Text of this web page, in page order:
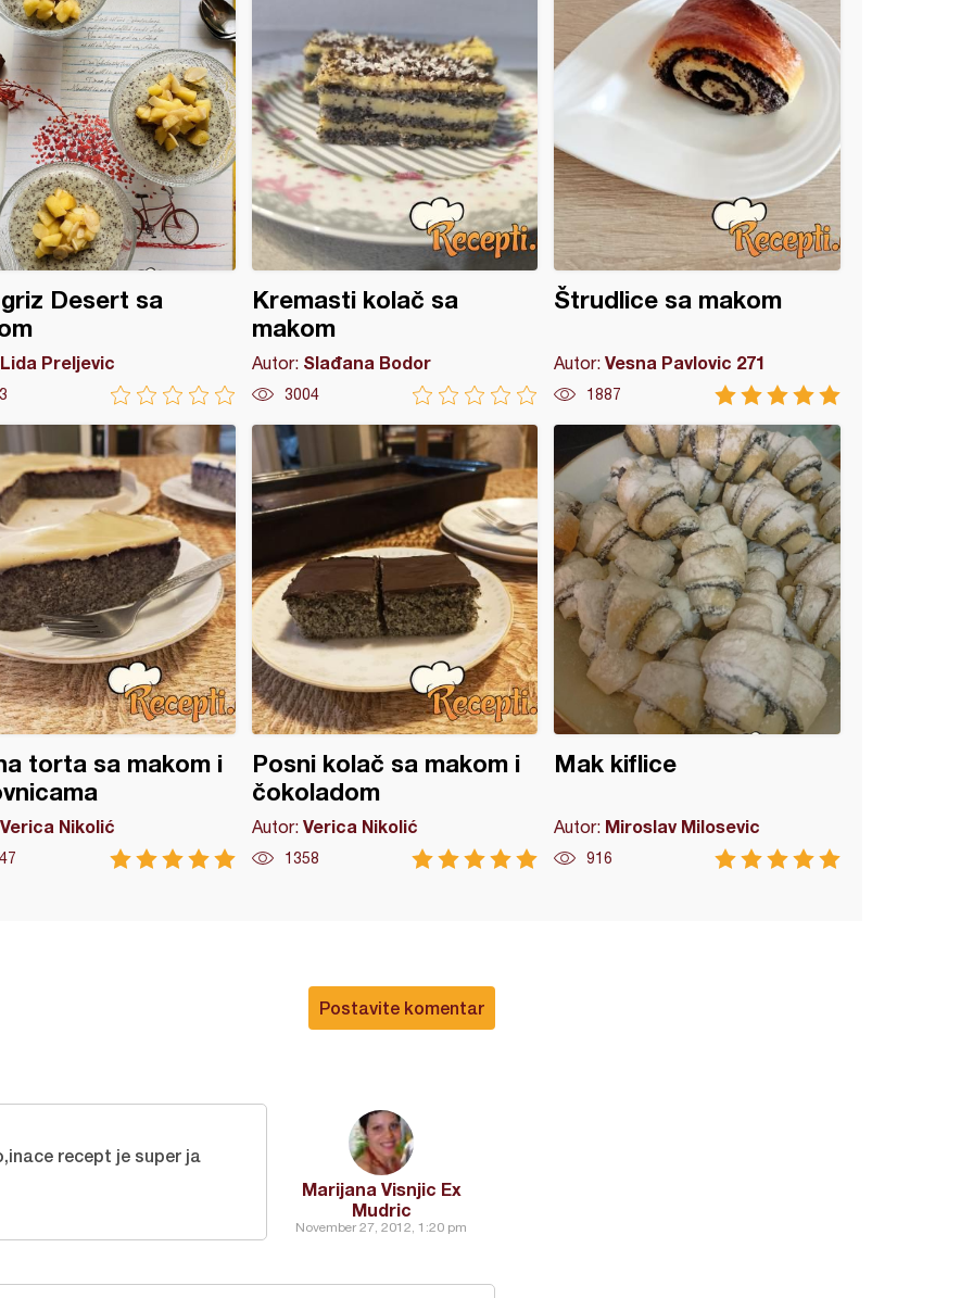
Desert sa
Lida Preljevic
Kremasti kolač sa
makom
Autor: Slađana Bodor
3004
Štrudlice sa makom
Autor:Vesna Pavlovic 271
1887
torta sa makom i
Verica Nikolić
Posni kolač sa makom i
čokoladom
Autor: Verica Nikolić
1358
Mak kiflice
Autor: Miroslav Milosevic
916
Postavite komentar
Marijana Visnjic Ex
Mudric
November 27, 2012, 1:20 pm
recept je super ja